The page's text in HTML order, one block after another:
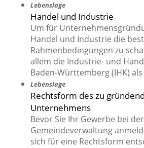
Lebenslage
Handel und Industrie
Um für
Handel und Industrie die
Rahmenbedingungen zu
allem die Industrie- und
Baden-Württemberg (IHK)
Lebenslage
Rechtsform des zu
Unternehmens
Bevor Sie Ihr Gewerbe bei
Gemeindeverwaltung
sich für eine Rechtsform